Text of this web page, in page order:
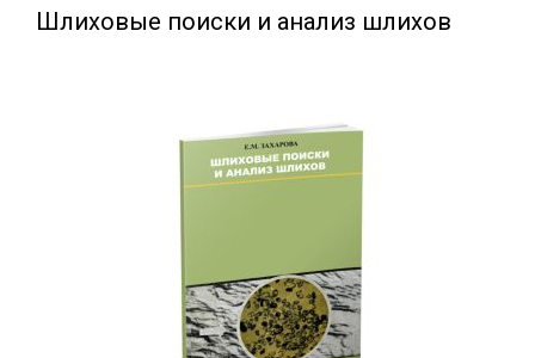
Шлиховые поиски и анализ шлихов